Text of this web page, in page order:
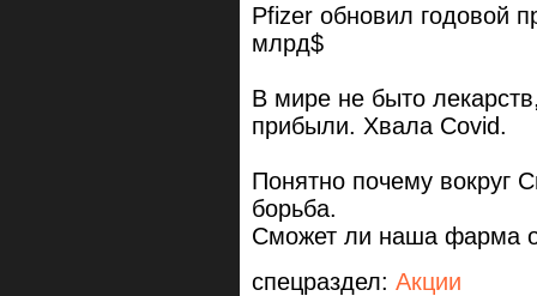
Pfizer обновил годовой
млрд$
В мире не быто
прибыли. Хвала Covid.
Понятно почему вокруг
борьба.
Сможет ли наша фарма
спецраздел: Акции